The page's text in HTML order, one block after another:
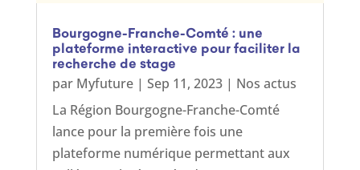
Bourgogne-Franche-Comté : une
plateforme interactive pour faciliter la
recherche de stage
par Myfuture| Sep 11, 2023| Nos actus
La Région Bourgogne-Franche-Comté
lance pour la première fois une
plateforme numérique permettant aux